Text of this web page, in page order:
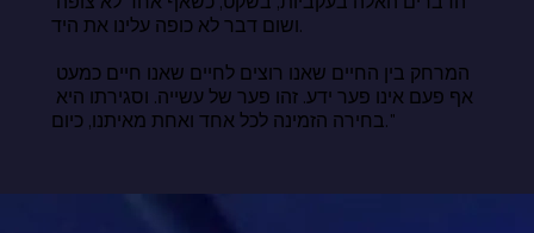
ושום דבר לא כופה עלינו את היד.
בחירה הזמינה לכל אחד ואחת מאיתנו, כיום."